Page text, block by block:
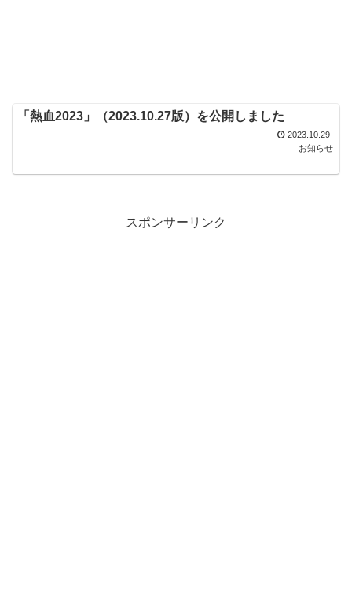
「熱血2023」（2023.10.27版）を公開しました
2023.10.29
お知らせ
スポンサーリンク